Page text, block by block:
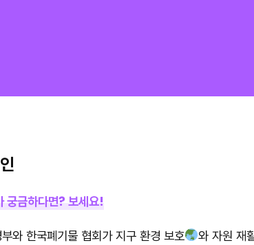
궁금하다면? 보세요!
와 한국폐기물 협회가 지구 환경 보호
와 자원 재